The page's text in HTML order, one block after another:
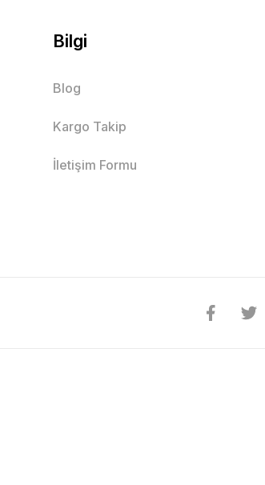
Bilgi
Blog
Kargo Takip
İletişim Formu